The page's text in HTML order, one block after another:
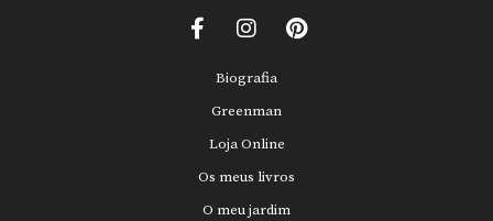
Biografia
Greenman
Loja Online
Os meus livros
O meu jardim